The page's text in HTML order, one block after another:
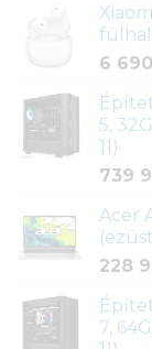
6 690
5,
11)
739
Acer
228
7,